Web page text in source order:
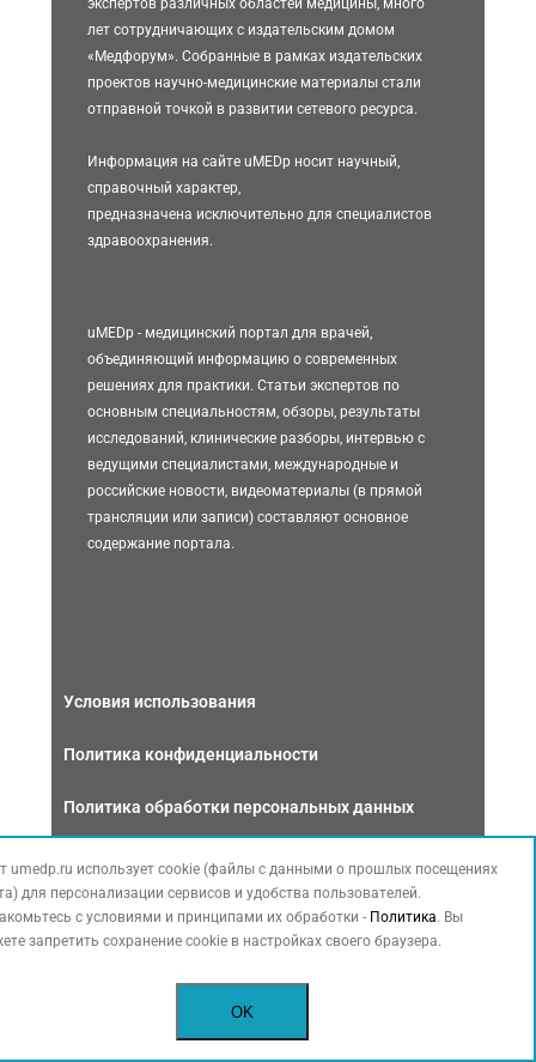
экспертов различных областей медицины, много
лет сотрудничающих с издательским домом
«Медфорум». Собранные в рамках издательских
проектов научно-медицинские материалы стали
отправной точкой в развитии сетевого ресурса.
Информация на сайте uMEDp носит научный,
справочный характер,
предназначена исключительно для специалистов
здравоохранения.
uMEDp - медицинский портал для врачей,
объединяющий информацию о современных
решениях для практики. Статьи экспертов по
основным специальностям, обзоры, результаты
исследований, клинические разборы, интервью с
ведущими специалистами, международные и
российские новости, видеоматериалы (в прямой
трансляции или записи) составляют основное
содержание портала.
Условия использования
Политика конфиденциальности
Политика обработки персональных данных
Связаться с нами
также содержит материалы, принадлежащие третьей стороне,
охраняемые законом РФ об авторских правах.
umedp.ru использует cookie (файлы с данными о прошлых посещениях
для персонализации сервисов и удобства пользователей.
с условиями и принципами их обработки - Политика. Вы
запретить сохранение cookie в настройках своего браузера.
OK